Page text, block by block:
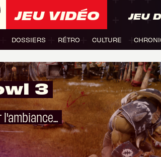
JEU VIDÉO JEU
DOSSIERS RÉTRO CULTURE
3